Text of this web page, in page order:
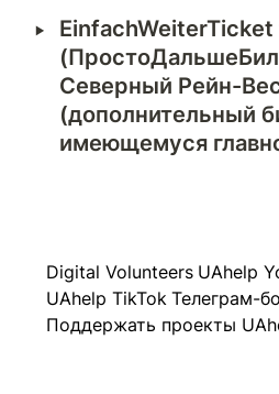
‣
EinfachWeiterTicket
(дополнительный
имеющeмуся
Digital Volunteers UAhelp
UAhelp TikTok Телеграм-
Поддержать проекты